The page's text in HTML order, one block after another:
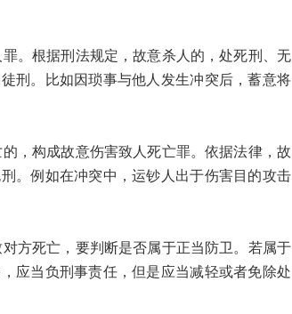
根据刑法规定，故意杀人的，处死刑、无
刑。比如因琐事与他人发生冲突后，蓄意将
构成故意伤害致人死亡罪。依据法律，故
。例如在冲突中，运钞人出于伤害目的攻击
死亡，要判断是否属于正当防卫。若属于
应当负刑事责任，但是应当减轻或者免除处